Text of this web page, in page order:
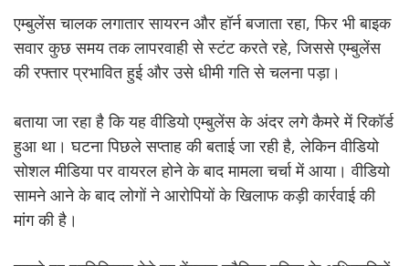
एम्बुलेंस चालक लगातार सायरन और हॉर्न बजाता रहा, फिर भी बाइक
सवार कुछ समय तक लापरवाही से स्टंट करते रहे, जिससे एम्बुलेंस
की रफ्तार प्रभावित हुई और उसे धीमी गति से चलना पड़ा।
बताया जा रहा है कि यह वीडियो एम्बुलेंस के अंदर लगे कैमरे में रिकॉर्ड
हुआ था। घटना पिछले सप्ताह की बताई जा रही है, लेकिन वीडियो
सोशल मीडिया पर वायरल होने के बाद मामला चर्चा में आया। वीडियो
सामने आने के बाद लोगों ने आरोपियों के खिलाफ कड़ी कार्रवाई की
मांग की है।